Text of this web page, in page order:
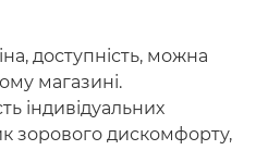
доступність, можна
магазині.
індивідуальних
зорового дискомфорту,